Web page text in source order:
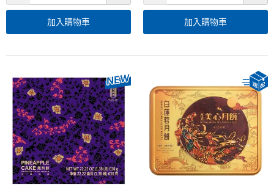
加入購物車 加入購物車